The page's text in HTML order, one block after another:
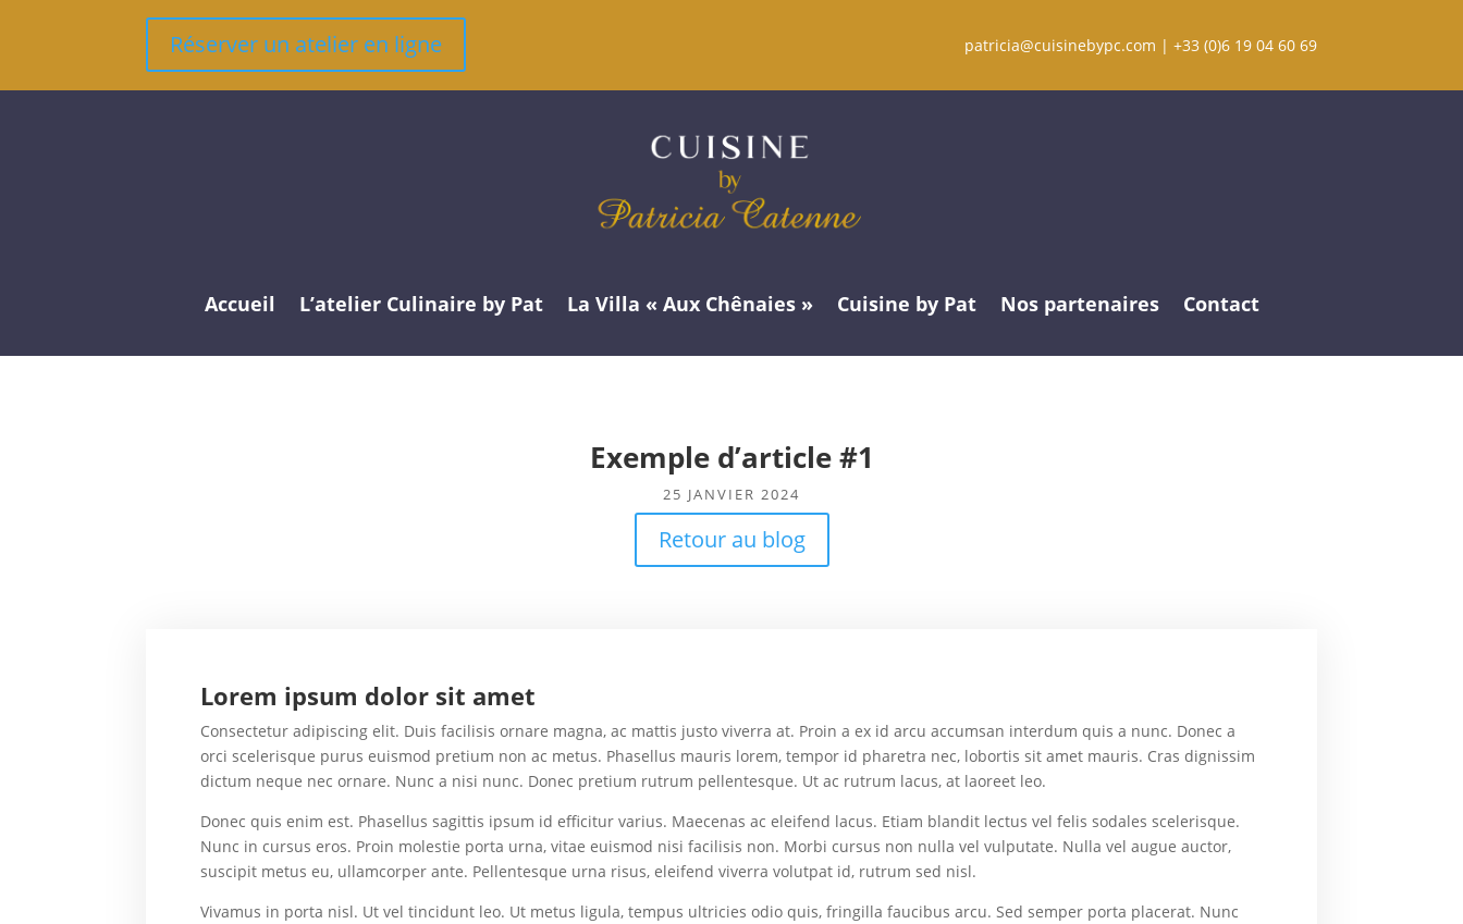
Réserver un atelier en ligne patricia@cuisinebypc.com | +33 (0)6 19 04 60 69
Accueil L’atelier Culinaire by Pat La Villa « Aux Chênaies » Cuisine by Pat Nos partenaires Contact
Exemple d’article #1
25 JANVIER 2024
Retour au blog
Lorem ipsum dolor sit amet
Consectetur adipiscing elit. Duis facilisis ornare magna, ac mattis justo viverra at. Proin a ex id arcu accumsan interdum quis a nunc. Donec a
orci scelerisque purus euismod pretium non ac metus. Phasellus mauris lorem, tempor id pharetra nec, lobortis sit amet mauris. Cras dignissim
dictum neque nec ornare. Nunc a nisi nunc. Donec pretium rutrum pellentesque. Ut ac rutrum lacus, at laoreet leo.
Donec quis enim est. Phasellus sagittis ipsum id efficitur varius. Maecenas ac eleifend lacus. Etiam blandit lectus vel felis sodales scelerisque.
Nunc in cursus eros. Proin molestie porta urna, vitae euismod nisi facilisis non. Morbi cursus non nulla vel vulputate. Nulla vel augue auctor,
suscipit metus eu, ullamcorper ante. Pellentesque urna risus, eleifend viverra volutpat id, rutrum sed nisl.
Vivamus in porta nisl. Ut vel tincidunt leo. Ut metus ligula, tempus ultricies odio quis, fringilla faucibus arcu. Sed semper porta placerat. Nunc